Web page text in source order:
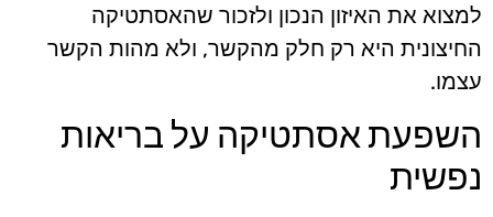
למצוא את האיזון הנכון ולזכור שהאסתטיקה
החיצונית היא רק חלק מהקשר, ולא מהות הקשר
עצמו.
השפעת אסתטיקה על בריאות
נפשית